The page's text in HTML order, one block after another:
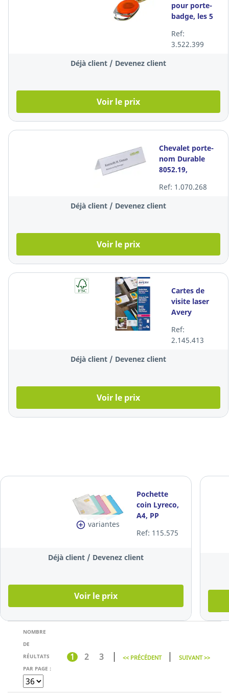
pour porte-
badge, les 5
Ref:
3.522.399
Déjà client / Devenez client
Voir le prix
Chevalet porte-
nom Durable
8052.19,
210 x 61 mm, la
pièce
Ref: 1.070.268
Déjà client / Devenez client
Voir le prix
Cartes de
visite laser
Avery
54 mm, 220
g, satin, la
Ref:
2.145.413
Déjà client / Devenez client
Voir le prix
variantes
Pochette
coin Lyreco,
A4, PP
transparente,
chemises
Ref: 115.575
Déjà client / Devenez client
Voir le prix
NOMBRE
DE
RÉULTATS
PAR PAGE :
1 2 3 << PRÉCÉDENT SUIVANT >>